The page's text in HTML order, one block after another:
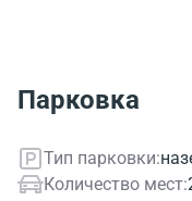
Парковка
Тип парковки:
Количество мест: